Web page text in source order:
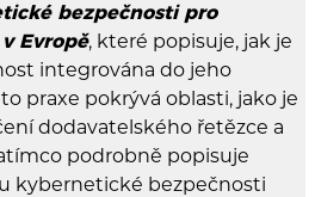
bezpečnosti pro
Evropě, které popisuje, jak je
integrována do jeho
praxe pokrývá oblasti, jako je
dodavatelského řetězce a
podrobně popisuje
kybernetické bezpečnosti